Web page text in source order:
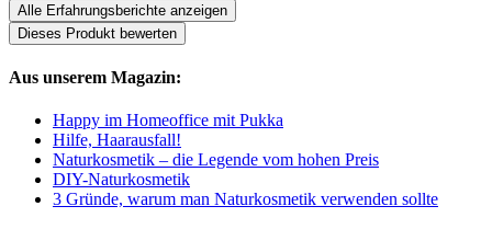
Alle Erfahrungsberichte anzeigen
Dieses Produkt bewerten
Aus unserem Magazin:
Happy im Homeoffice mit Pukka
Hilfe, Haarausfall!
Naturkosmetik – die Legende vom hohen Preis
DIY-Naturkosmetik
3 Gründe, warum man Naturkosmetik verwenden sollte